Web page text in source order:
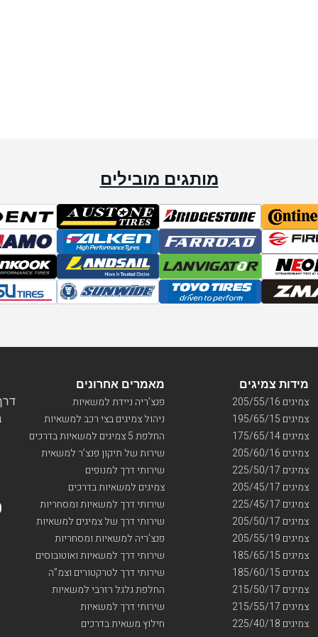
מותגים מובילים
דרך
מאמרים אחרונים
פנצ’ריה ניידת למשאיות
ניהול צמיגים בצי רכב למשאיות
החלפת 5 צמיגים למשאיות בדרכים
שירות של תיקון פנצ’ר למשאית
שירותי דרך למנופים
צמיגים למשאיות בדרכים
שירותי דרך למשאיות ומסחריות
שירותי דרך של צמיגים למשאיות
פנצ’ריה למשאיות ומסחריות
שירותי דרך למשאיות ואוטובוסים
שירותי דרך לטרקטורים וצמ”ה
החלפת גלגל רזרבי למשאיות
שירותי דרך למשאיות
חילוץ משאית בדרכים
מידות צמיגים
צמיגים 205/55/16
צמיגים 195/65/15
צמיגים 175/65/14
צמיגים 205/60/16
צמיגים 225/50/17
צמיגים 205/45/17
צמיגים 225/45/17
צמיגים 205/50/17
צמיגים 205/55/19
צמיגים 185/65/15
צמיגים 185/60/15
צמיגים 215/50/17
צמיגים 215/55/17
צמיגים 225/40/18